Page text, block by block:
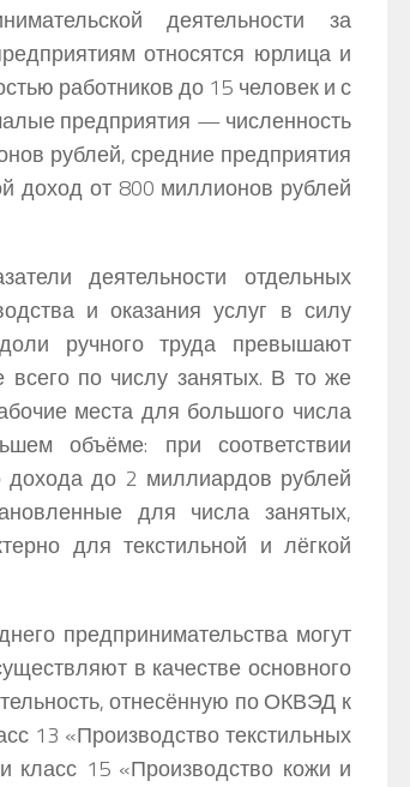
деятельности за
относятся юрлица и
работников до 15 человек и с
предприятия — численность
рублей, средние предприятия
доход от 800 миллионов рублей
деятельности отдельных
и оказания услуг в силу
ручного труда превышают
по числу занятых. В то же
места для большого числа
объёме: при соответствии
до 2 миллиардов рублей
для числа занятых,
для текстильной и лёгкой
предпринимательства могут
в качестве основного
отнесённую по ОКВЭД к
13 «Производство текстильных
класс 15 «Производство кожи и